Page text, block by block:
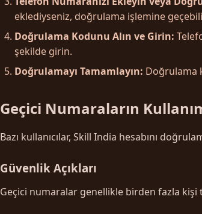
eklediyseniz, doğrulama işlemine
Doğrulama Kodunu Alın ve Girin:
şekilde girin.
Doğrulamayı Tamamlayın: Doğrulama
Geçici Numaraların
Bazı kullanıcılar, Skill India hesabını
Güvenlik Açıkları
Geçici numaralar genellikle birden fazla kişi